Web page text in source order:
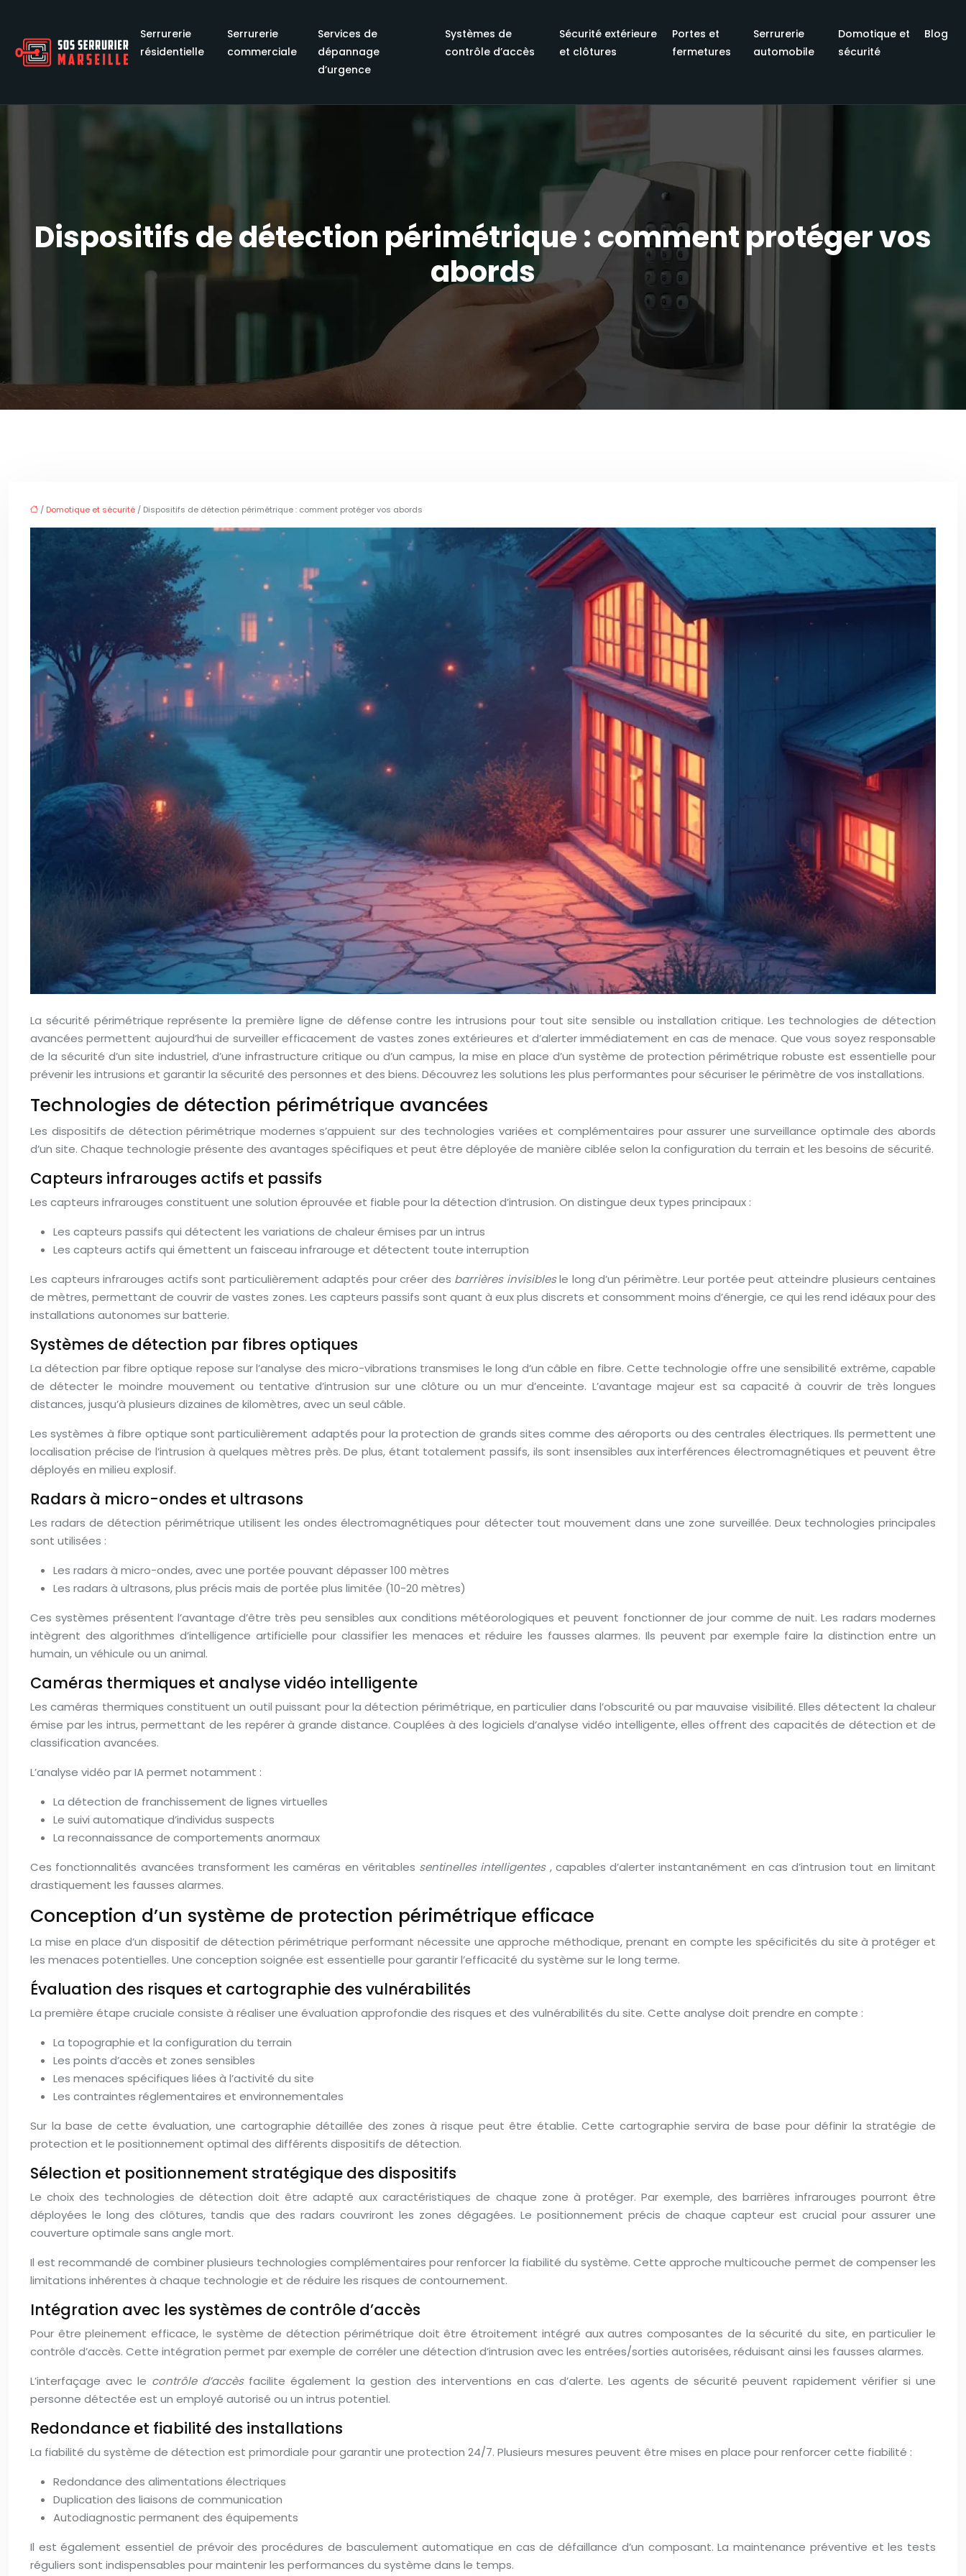
Serrurerie
résidentielle
Serrurerie
commerciale
Services de
dépannage
d’urgence
Systèmes de
contrôle d’accès
Sécurité extérieure
et clôtures
Portes et
fermetures
Serrurerie
automobile
Domotique et
sécurité
Blog
Dispositifs de détection périmétrique : comment protéger vos
abords
/ Domotique et sécurité / Dispositifs de détection périmétrique : comment protéger vos abords
La sécurité périmétrique représente la première ligne de défense contre les intrusions pour tout site sensible ou installation critique. Les technologies de détection
avancées permettent aujourd’hui de surveiller efficacement de vastes zones extérieures et d’alerter immédiatement en cas de menace. Que vous soyez responsable
de la sécurité d’un site industriel, d’une infrastructure critique ou d’un campus, la mise en place d’un système de protection périmétrique robuste est essentielle pour
prévenir les intrusions et garantir la sécurité des personnes et des biens. Découvrez les solutions les plus performantes pour sécuriser le périmètre de vos installations.
Technologies de détection périmétrique avancées
Les dispositifs de détection périmétrique modernes s’appuient sur des technologies variées et complémentaires pour assurer une surveillance optimale des abords
d’un site. Chaque technologie présente des avantages spécifiques et peut être déployée de manière ciblée selon la configuration du terrain et les besoins de sécurité.
Capteurs infrarouges actifs et passifs
Les capteurs infrarouges constituent une solution éprouvée et fiable pour la détection d’intrusion. On distingue deux types principaux :
Les capteurs passifs qui détectent les variations de chaleur émises par un intrus
Les capteurs actifs qui émettent un faisceau infrarouge et détectent toute interruption
Les capteurs infrarouges actifs sont particulièrement adaptés pour créer des barrières invisiblesle long d’un périmètre. Leur portée peut atteindre plusieurs centaines
de mètres, permettant de couvrir de vastes zones. Les capteurs passifs sont quant à eux plus discrets et consomment moins d’énergie, ce qui les rend idéaux pour des
installations autonomes sur batterie.
Systèmes de détection par fibres optiques
La détection par fibre optique repose sur l’analyse des micro-vibrations transmises le long d’un câble en fibre. Cette technologie offre une sensibilité extrême, capable
de détecter le moindre mouvement ou tentative d’intrusion sur une clôture ou un mur d’enceinte. L’avantage majeur est sa capacité à couvrir de très longues
distances, jusqu’à plusieurs dizaines de kilomètres, avec un seul câble.
Les systèmes à fibre optique sont particulièrement adaptés pour la protection de grands sites comme des aéroports ou des centrales électriques. Ils permettent une
localisation précise de l’intrusion à quelques mètres près. De plus, étant totalement passifs, ils sont insensibles aux interférences électromagnétiques et peuvent être
déployés en milieu explosif.
Radars à micro-ondes et ultrasons
Les radars de détection périmétrique utilisent les ondes électromagnétiques pour détecter tout mouvement dans une zone surveillée. Deux technologies principales
sont utilisées :
Les radars à micro-ondes, avec une portée pouvant dépasser 100 mètres
Les radars à ultrasons, plus précis mais de portée plus limitée (10-20 mètres)
Ces systèmes présentent l’avantage d’être très peu sensibles aux conditions météorologiques et peuvent fonctionner de jour comme de nuit. Les radars modernes
intègrent des algorithmes d’intelligence artificielle pour classifier les menaces et réduire les fausses alarmes. Ils peuvent par exemple faire la distinction entre un
humain, un véhicule ou un animal.
Caméras thermiques et analyse vidéo intelligente
Les caméras thermiques constituent un outil puissant pour la détection périmétrique, en particulier dans l’obscurité ou par mauvaise visibilité. Elles détectent la chaleur
émise par les intrus, permettant de les repérer à grande distance. Couplées à des logiciels d’analyse vidéo intelligente, elles offrent des capacités de détection et de
classification avancées.
L’analyse vidéo par IA permet notamment :
La détection de franchissement de lignes virtuelles
Le suivi automatique d’individus suspects
La reconnaissance de comportements anormaux
Ces fonctionnalités avancées transforment les caméras en véritables sentinelles intelligentes , capables d’alerter instantanément en cas d’intrusion tout en limitant
drastiquement les fausses alarmes.
Conception d’un système de protection périmétrique efficace
La mise en place d’un dispositif de détection périmétrique performant nécessite une approche méthodique, prenant en compte les spécificités du site à protéger et
les menaces potentielles. Une conception soignée est essentielle pour garantir l’efficacité du système sur le long terme.
Évaluation des risques et cartographie des vulnérabilités
La première étape cruciale consiste à réaliser une évaluation approfondie des risques et des vulnérabilités du site. Cette analyse doit prendre en compte :
La topographie et la configuration du terrain
Les points d’accès et zones sensibles
Les menaces spécifiques liées à l’activité du site
Les contraintes réglementaires et environnementales
Sur la base de cette évaluation, une cartographie détaillée des zones à risque peut être établie. Cette cartographie servira de base pour définir la stratégie de
protection et le positionnement optimal des différents dispositifs de détection.
Sélection et positionnement stratégique des dispositifs
Le choix des technologies de détection doit être adapté aux caractéristiques de chaque zone à protéger. Par exemple, des barrières infrarouges pourront être
déployées le long des clôtures, tandis que des radars couvriront les zones dégagées. Le positionnement précis de chaque capteur est crucial pour assurer une
couverture optimale sans angle mort.
Il est recommandé de combiner plusieurs technologies complémentaires pour renforcer la fiabilité du système. Cette approche multicouche permet de compenser les
limitations inhérentes à chaque technologie et de réduire les risques de contournement.
Intégration avec les systèmes de contrôle d’accès
Pour être pleinement efficace, le système de détection périmétrique doit être étroitement intégré aux autres composantes de la sécurité du site, en particulier le
contrôle d’accès. Cette intégration permet par exemple de corréler une détection d’intrusion avec les entrées/sorties autorisées, réduisant ainsi les fausses alarmes.
L’interfaçage avec le contrôle d’accès facilite également la gestion des interventions en cas d’alerte. Les agents de sécurité peuvent rapidement vérifier si une
personne détectée est un employé autorisé ou un intrus potentiel.
Redondance et fiabilité des installations
La fiabilité du système de détection est primordiale pour garantir une protection 24/7. Plusieurs mesures peuvent être mises en place pour renforcer cette fiabilité :
Redondance des alimentations électriques
Duplication des liaisons de communication
Autodiagnostic permanent des équipements
Il est également essentiel de prévoir des procédures de basculement automatique en cas de défaillance d’un composant. La maintenance préventive et les tests
réguliers sont indispensables pour maintenir les performances du système dans le temps.